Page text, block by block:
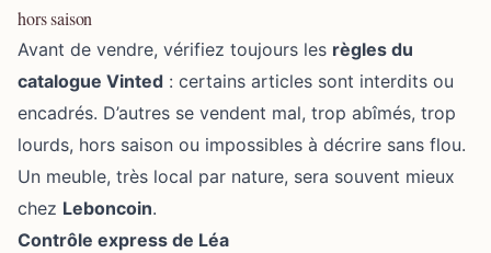
hors saison
Avant de vendre, vérifiez toujours les règles du
catalogue Vinted : certains articles sont interdits ou
encadrés. D’autres se vendent mal, trop abîmés, trop
lourds, hors saison ou impossibles à décrire sans flou.
Un meuble, très local par nature, sera souvent mieux
chez Leboncoin.
Contrôle express de Léa